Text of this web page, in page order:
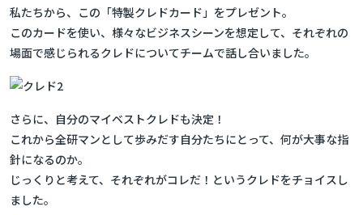
私たちから、この「特製クレドカード」をプレゼント。
このカードを使い、様々なビジネスシーンを想定して、それぞれの
場面で感じられるクレドについてチームで話し合いました。
さらに、自分のマイベストクレドも決定！
これから全研マンとして歩みだす自分たちにとって、何が大事な指
針になるのか。
じっくりと考えて、それぞれがコレだ！というクレドをチョイスし
ました。